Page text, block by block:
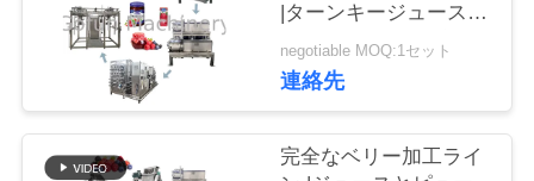
旅
|ターンキージュースお
よびピューレ工場設備
negotiable MOQ:1セット
連絡先
完全なベリー加工ライ